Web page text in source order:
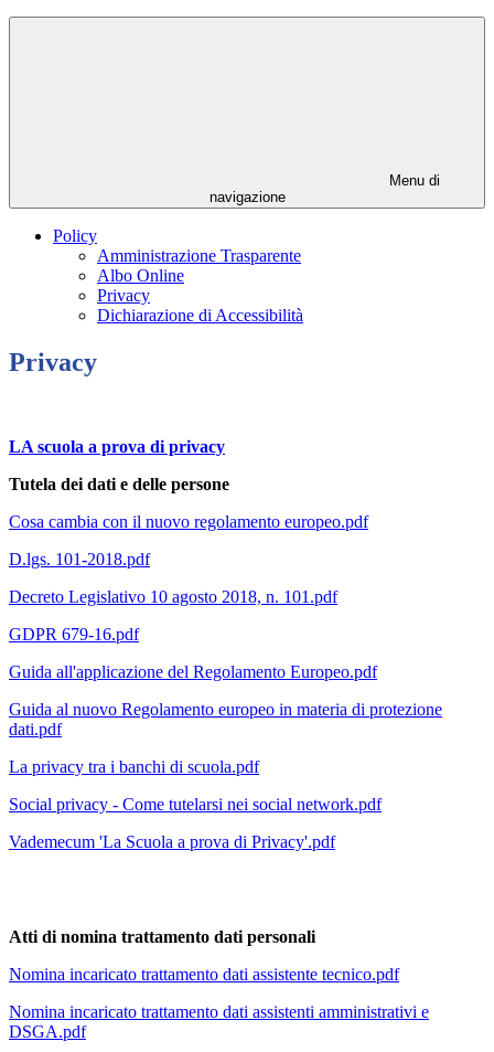
Menu di
navigazione
Policy
Amministrazione Trasparente
Albo Online
Privacy
Dichiarazione di Accessibilità
Privacy
LA scuola a prova di privacy
Tutela dei dati e delle persone
Cosa cambia con il nuovo regolamento europeo.pdf
D.lgs. 101-2018.pdf
Decreto Legislativo 10 agosto 2018, n. 101.pdf
GDPR 679-16.pdf
Guida all'applicazione del Regolamento Europeo.pdf
Guida al nuovo Regolamento europeo in materia di protezione
dati.pdf
La privacy tra i banchi di scuola.pdf
Social privacy - Come tutelarsi nei social network.pdf
Vademecum 'La Scuola a prova di Privacy'.pdf
Atti di nomina trattamento dati personali
Nomina incaricato trattamento dati assistente tecnico.pdf
Nomina incaricato trattamento dati assistenti amministrativi e
DSGA.pdf